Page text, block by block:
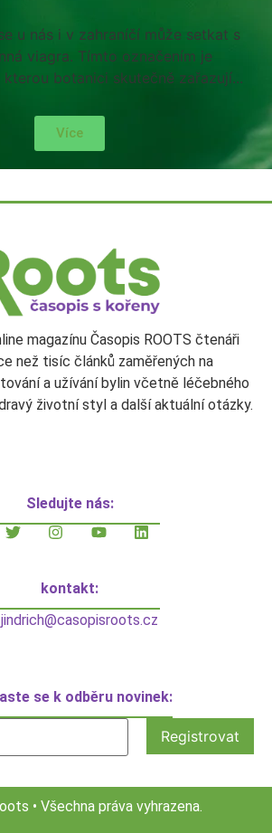
u nás i v zahraníčí může setkat s
viagra. Tímto označením je
kterou botanici skutečně zařazují...
Více
magazínu Časopis ROOTS čtenáři
než tisíc článků zaměřených na
a užívání bylin včetně léčebného
životní styl a další aktuální otázky.
Sledujte nás:
kontakt:
jindrich@casopisroots.cz
se k odběru novinek:
• Všechna práva vyhrazena.